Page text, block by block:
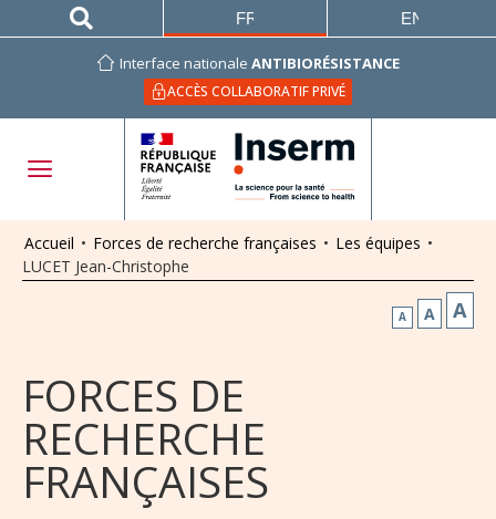
Interface nationale ANTIBIORÉSISTANCE
ACCÈS COLLABORATIF PRIVÉ
FRANÇAIS ENGLISH
Accueil • Forces de recherche françaises • Les équipes •
LUCET Jean-Christophe
A A A
FORCES DE
RECHERCHE
FRANÇAISES